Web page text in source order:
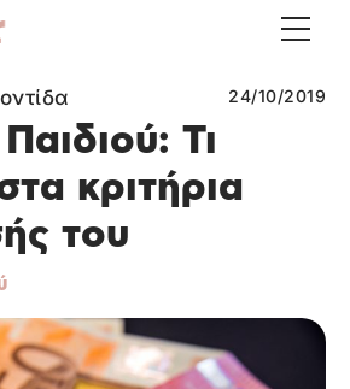
24/10/2019
Τι
κριτήρια
του